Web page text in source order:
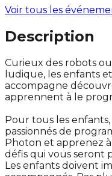
Voir tous les
Description
Curieux des robots
ludique, les enfants
accompagne
apprennent à le
Pour tous les
passionnés de
Photon et apprenez
défis qui vous seront
Les enfants doivent